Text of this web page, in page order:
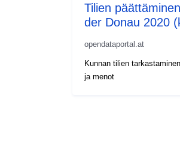
Tilien
der Donau 2020
opendataportal.at
Kunnan tilien
ja menot